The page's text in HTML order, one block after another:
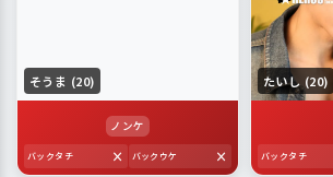
そうま (20)
ノンケ
バックタチ × バックウケ ×
たいし (20)
バックタチ